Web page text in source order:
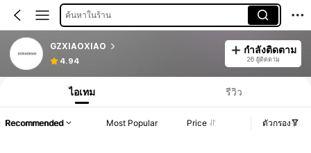
ค้นหาในร้าน
GZXIAOXIAO
4.94
กำลังติดตาม
26 ผู้ติดตาม
ไอเทม รีวิว
Recommended Most Popular Price ตัวกรอง